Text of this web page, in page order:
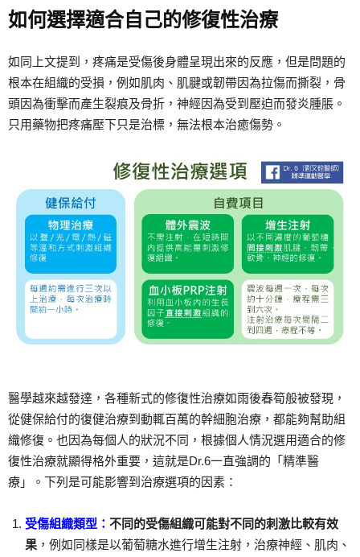
如何選擇適合自己的修復性治療
如同上文提到，疼痛是受傷後身體呈現出來的反應，但是問題的
根本在組織的受損，例如肌肉、肌腱或韌帶因為拉傷而撕裂，骨
頭因為衝擊而產生裂痕及骨折，神經因為受到壓迫而發炎腫脹。
只用藥物把疼痛壓下只是治標，無法根本治癒傷勢。
醫學越來越發達，各種新式的修復性治療如雨後春筍般被發現，
從健保給付的復健治療到動輒百萬的幹細胞治療，都能夠幫助組
織修復。也因為每個人的狀況不同，根據個人情況選用適合的修
復性治療就顯得格外重要，這就是Dr.6一直強調的「精準醫
療」。下列是可能影響到治療選項的因素：
受傷組織類型： 不同的受傷組織可能對不同的刺激比較有效
果 ，例如同樣是以葡萄糖水進行增生注射，治療神經、肌肉、